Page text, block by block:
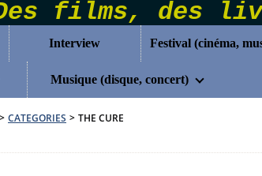
Interview
Musique (disque, concert)
> CATEGORIES > THE CURE